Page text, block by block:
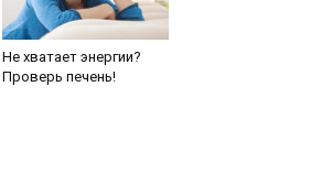
Не хватает энергии?
Проверь печень!